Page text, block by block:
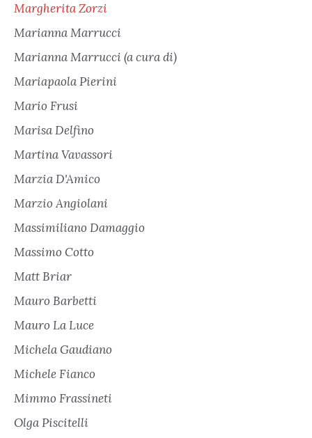
Margherita Zorzi
Marianna Marrucci
Marianna Marrucci (a cura di)
Mariapaola Pierini
Mario Frusi
Marisa Delfino
Martina Vavassori
Marzia D'Amico
Marzio Angiolani
Massimiliano Damaggio
Massimo Cotto
Matt Briar
Mauro Barbetti
Mauro La Luce
Michela Gaudiano
Michele Fianco
Mimmo Frassineti
Olga Piscitelli